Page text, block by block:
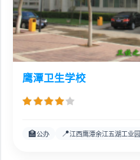
鹰潭卫生学校
🏫公办 📍江西鹰潭余江五湖工业园